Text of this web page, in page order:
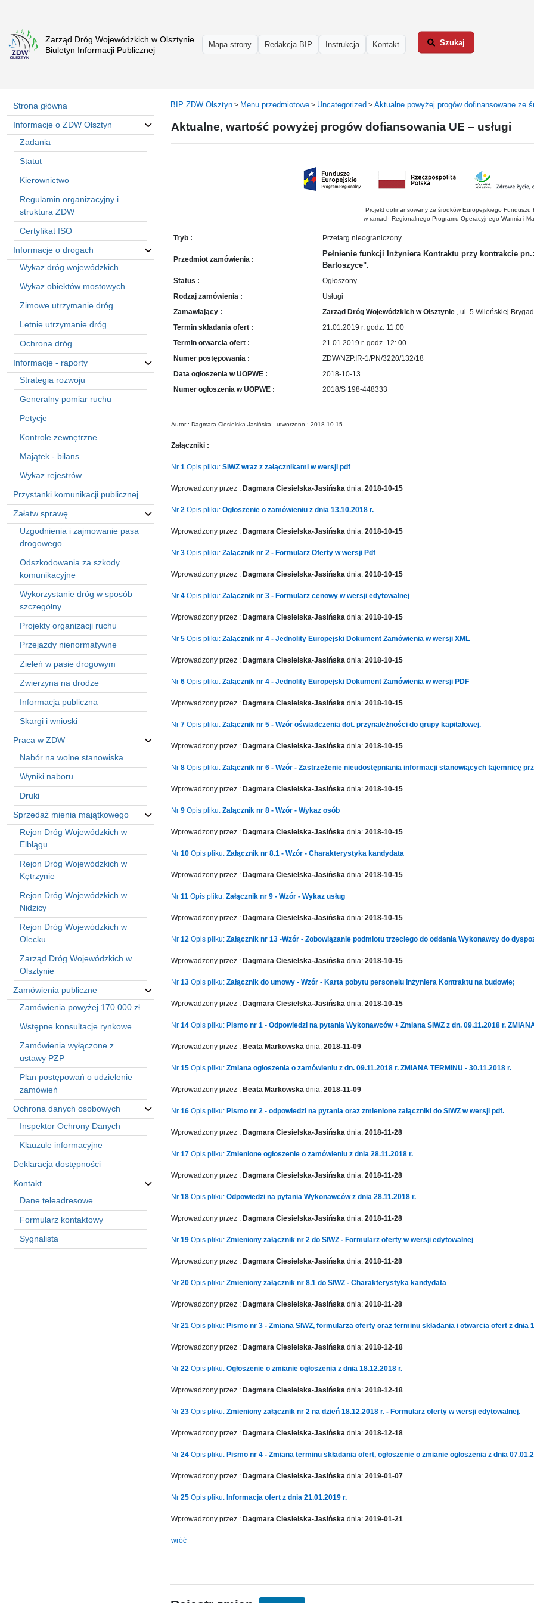
Zarząd Dróg Wojewódzkich w Olsztynie
Biuletyn Informacji Publicznej
Mapa strony Redakcja BIP Instrukcja Kontakt Szukaj
Strona
główna
Olsztyn
Informacje
drogach
Informacje
Przystanki
komunikacji
publicznej
Załatw
sprawę
Praca
w
ZDW
Sprzedaż
mienia
majątkowego
Zamówienia
publiczne
Ochrona
danych
osobowych
Deklaracja
dostępności
Kontakt
Automatically
Hierarchic
Categories
Menu
Version
2.1.0
Author:
Atakan
Docs:
https://atakanau.blogspot.com/2021/01/automatic-
menu-
wp-
plugin.html
Active
KANE
(kanewp)
Strona główna
Informacje o ZDW Olsztyn
Zadania
Statut
Kierownictwo
Regulamin organizacyjny i
struktura ZDW
Certyfikat ISO
Informacje o drogach
Wykaz dróg wojewódzkich
Wykaz obiektów mostowych
Zimowe utrzymanie dróg
Letnie utrzymanie dróg
Ochrona dróg
Informacje - raporty
Strategia rozwoju
Generalny pomiar ruchu
Petycje
Kontrole zewnętrzne
Majątek - bilans
Wykaz rejestrów
Przystanki komunikacji publicznej
Załatw sprawę
Uzgodnienia i zajmowanie pasa
drogowego
Odszkodowania za szkody
komunikacyjne
Wykorzystanie dróg w sposób
szczególny
Projekty organizacji ruchu
Przejazdy nienormatywne
Zieleń w pasie drogowym
Zwierzyna na drodze
Informacja publiczna
Skargi i wnioski
Praca w ZDW
Nabór na wolne stanowiska
Wyniki naboru
Druki
Sprzedaż mienia majątkowego
Rejon Dróg Wojewódzkich w
Elblągu
Rejon Dróg Wojewódzkich w
Kętrzynie
Rejon Dróg Wojewódzkich w
Nidzicy
Rejon Dróg Wojewódzkich w
Olecku
Zarząd Dróg Wojewódzkich w
Olsztynie
Zamówienia publiczne
Zamówienia powyżej 170 000 zł
Wstępne konsultacje rynkowe
Zamówienia wyłączone z
ustawy PZP
Plan postępowań o udzielenie
zamówień
Ochrona danych osobowych
Inspektor Ochrony Danych
Klauzule informacyjne
Deklaracja dostępności
Kontakt
Dane teleadresowe
Formularz kontaktowy
Sygnalista
BIP ZDW Olsztyn > Menu przedmiotowe > Uncategorized > Aktualne powyżej progów dofinansowane ze
Aktualne, wartość powyżej progów dofiansowania UE – usługi
Projekt dofinansowany ze środków Europejskiego Funduszu
w ramach Regionalnego Programu Operacyjnego Warmia i
Tryb : Przetarg nieograniczony
Przedmiot zamówienia :
Pełnienie funkcji Inżyniera Kontraktu przy kontrakcie
Bartoszyce".
Status :
Ogłoszony
Rodzaj zamówienia :
Usługi
Zamawiający :
Zarząd Dróg Wojewódzkich w Olsztynie , ul. 5 Wileńskiej
Termin składania ofert :
21.01.2019 r. godz. 11:00
Termin otwarcia ofert :
21.01.2019 r. godz. 12: 00
Numer postępowania :
ZDW/NZP.IR-1/PN/3220/132/18
Data ogłoszenia w UOPWE :
2018-10-13
Numer ogłoszenia w UOPWE :
2018/S 198-448333
Autor : Dagmara Ciesielska-Jasińska , utworzono : 2018-10-15
Załączniki :
Nr 1 Opis pliku: SIWZ wraz z załącznikami w wersji pdf
Wprowadzony przez : Dagmara Ciesielska-Jasińska dnia: 2018-10-15
Nr 2 Opis pliku: Ogłoszenie o zamówieniu z dnia 13.10.2018 r.
Wprowadzony przez : Dagmara Ciesielska-Jasińska dnia: 2018-10-15
Nr 3 Opis pliku: Załącznik nr 2 - Formularz Oferty w wersji Pdf
Wprowadzony przez : Dagmara Ciesielska-Jasińska dnia: 2018-10-15
Nr 4 Opis pliku: Załącznik nr 3 - Formularz cenowy w wersji edytowalnej
Wprowadzony przez : Dagmara Ciesielska-Jasińska dnia: 2018-10-15
Nr 5 Opis pliku: Załącznik nr 4 - Jednolity Europejski Dokument Zamówienia w wersji XML
Wprowadzony przez : Dagmara Ciesielska-Jasińska dnia: 2018-10-15
Nr 6 Opis pliku: Załącznik nr 4 - Jednolity Europejski Dokument Zamówienia w wersji PDF
Wprowadzony przez : Dagmara Ciesielska-Jasińska dnia: 2018-10-15
Nr 7 Opis pliku: Załącznik nr 5 - Wzór oświadczenia dot. przynależności do grupy kapitałowej.
Wprowadzony przez : Dagmara Ciesielska-Jasińska dnia: 2018-10-15
Nr 8 Opis pliku: Załącznik nr 6 - Wzór - Zastrzeżenie nieudostępniania informacji stanowiących tajemnicę
Wprowadzony przez : Dagmara Ciesielska-Jasińska dnia: 2018-10-15
Nr 9 Opis pliku: Załącznik nr 8 - Wzór - Wykaz osób
Wprowadzony przez : Dagmara Ciesielska-Jasińska dnia: 2018-10-15
Nr 10 Opis pliku: Załącznik nr 8.1 - Wzór - Charakterystyka kandydata
Wprowadzony przez : Dagmara Ciesielska-Jasińska dnia: 2018-10-15
Nr 11 Opis pliku: Załącznik nr 9 - Wzór - Wykaz usług
Wprowadzony przez : Dagmara Ciesielska-Jasińska dnia: 2018-10-15
Nr 12 Opis pliku: Załącznik nr 13 -Wzór - Zobowiązanie podmiotu trzeciego do oddania Wykonawcy do
Wprowadzony przez : Dagmara Ciesielska-Jasińska dnia: 2018-10-15
Nr 13 Opis pliku: Załącznik do umowy - Wzór - Karta pobytu personelu Inżyniera Kontraktu na budowie;
Wprowadzony przez : Dagmara Ciesielska-Jasińska dnia: 2018-10-15
Nr 14 Opis pliku: Pismo nr 1 - Odpowiedzi na pytania Wykonawców + Zmiana SIWZ z dn. 09.11.2018 r.
Wprowadzony przez : Beata Markowska dnia: 2018-11-09
Nr 15 Opis pliku: Zmiana ogłoszenia o zamówieniu z dn. 09.11.2018 r. ZMIANA TERMINU - 30.11.2018 r.
Wprowadzony przez : Beata Markowska dnia: 2018-11-09
Nr 16 Opis pliku: Pismo nr 2 - odpowiedzi na pytania oraz zmienione załączniki do SIWZ w wersji pdf.
Wprowadzony przez : Dagmara Ciesielska-Jasińska dnia: 2018-11-28
Nr 17 Opis pliku: Zmienione ogłoszenie o zamówieniu z dnia 28.11.2018 r.
Wprowadzony przez : Dagmara Ciesielska-Jasińska dnia: 2018-11-28
Nr 18 Opis pliku: Odpowiedzi na pytania Wykonawców z dnia 28.11.2018 r.
Wprowadzony przez : Dagmara Ciesielska-Jasińska dnia: 2018-11-28
Nr 19 Opis pliku: Zmieniony załącznik nr 2 do SIWZ - Formularz oferty w wersji edytowalnej
Wprowadzony przez : Dagmara Ciesielska-Jasińska dnia: 2018-11-28
Nr 20 Opis pliku: Zmieniony załącznik nr 8.1 do SIWZ - Charakterystyka kandydata
Wprowadzony przez : Dagmara Ciesielska-Jasińska dnia: 2018-11-28
Nr 21 Opis pliku: Pismo nr 3 - Zmiana SIWZ, formularza oferty oraz terminu składania i otwarcia ofert z dnia
Wprowadzony przez : Dagmara Ciesielska-Jasińska dnia: 2018-12-18
Nr 22 Opis pliku: Ogłoszenie o zmianie ogłoszenia z dnia 18.12.2018 r.
Wprowadzony przez : Dagmara Ciesielska-Jasińska dnia: 2018-12-18
Nr 23 Opis pliku: Zmieniony załącznik nr 2 na dzień 18.12.2018 r. - Formularz oferty w wersji edytowalnej.
Wprowadzony przez : Dagmara Ciesielska-Jasińska dnia: 2018-12-18
Nr 24 Opis pliku: Pismo nr 4 - Zmiana terminu składania ofert, ogłoszenie o zmianie ogłoszenia z dnia
Wprowadzony przez : Dagmara Ciesielska-Jasińska dnia: 2019-01-07
Nr 25 Opis pliku: Informacja ofert z dnia 21.01.2019 r.
Wprowadzony przez : Dagmara Ciesielska-Jasińska dnia: 2019-01-21
wróć